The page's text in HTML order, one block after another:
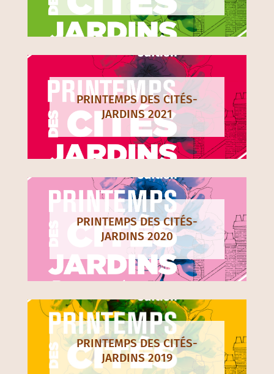
PRINTEMPS DES CITÉS-
JARDINS 2021
PRINTEMPS DES CITÉS-
JARDINS 2020
PRINTEMPS DES CITÉS-
JARDINS 2019